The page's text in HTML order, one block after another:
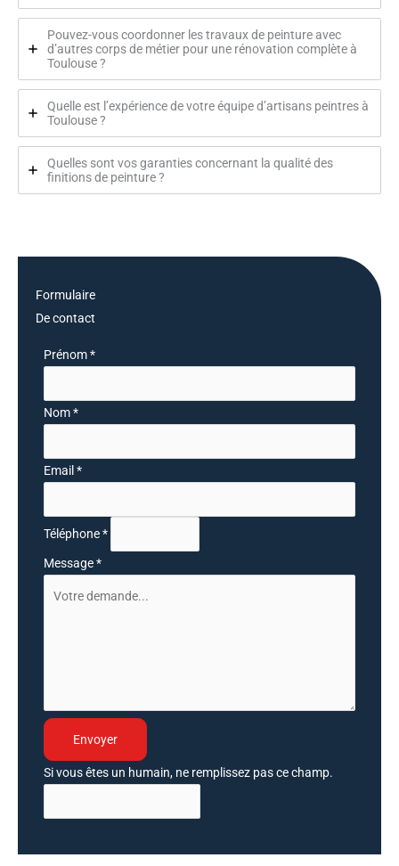
Pouvez-vous coordonner les travaux de peinture avec
d’autres corps de métier pour une rénovation complète à
Toulouse ?
Quelle est l’expérience de votre équipe d’artisans peintres à
Toulouse ?
Quelles sont vos garanties concernant la qualité des
finitions de peinture ?
Formulaire
De contact
Formulaire
avec
téléphone
Prénom*
Nom*
Email*
Téléphone*
Message*
Envoyer
Si vous êtes un humain, ne remplissez pas ce champ.